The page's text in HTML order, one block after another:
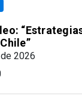
2026